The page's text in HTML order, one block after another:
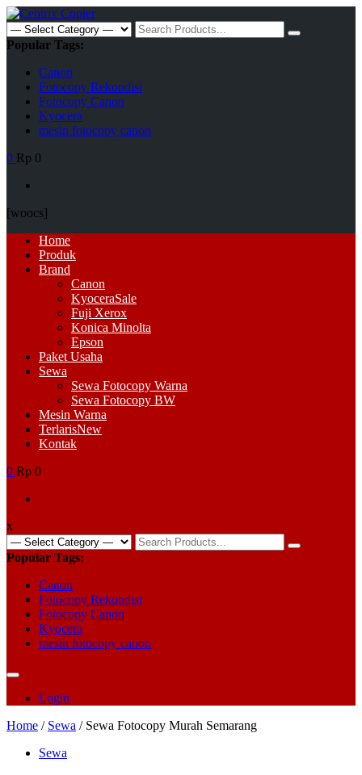
Skip
to
content
Search
for:
Popular Tags:
Canon
Fotocopy Rekondisi
Fotocopy Canon
Kyocera
mesin fotocopy canon
0 Rp 0
[woocs]
Primary
Menu
Home
Produk
Brand
Canon
KyoceraSale
Fuji Xerox
Konica Minolta
Epson
Paket Usaha
Sewa
Sewa Fotocopy Warna
Sewa Fotocopy BW
Mesin Warna
TerlarisNew
Kontak
0 Rp 0
x
Search
for:
Popular Tags:
Canon
Fotocopy Rekondisi
Fotocopy Canon
Kyocera
mesin fotocopy canon
Login
Home / Sewa / Sewa Fotocopy Murah Semarang
Sewa